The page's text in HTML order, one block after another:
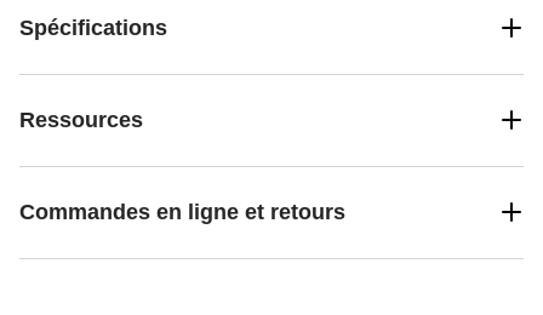
Spécifications
Ressources
Commandes en ligne et retours